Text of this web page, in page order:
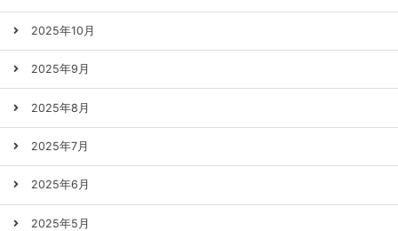
2025年10月
2025年9月
2025年8月
2025年7月
2025年6月
2025年5月